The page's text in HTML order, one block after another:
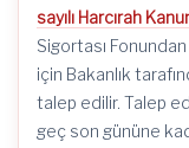
sayılı Harcırah
Sigortası
için Bakanlık
talep edilir. Talep
geç son gününe